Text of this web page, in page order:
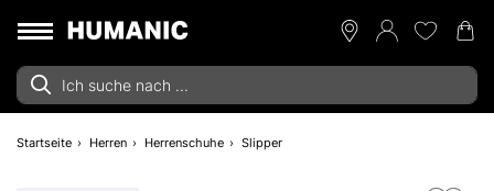
Startseite Herren Herrenschuhe Slipper